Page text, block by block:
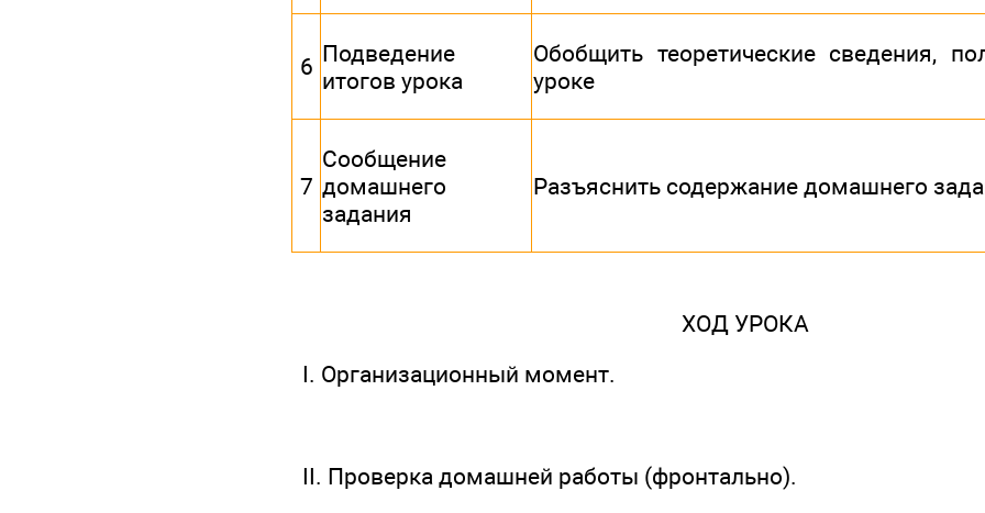
6 Подведение
итогов урока
Обобщить теоретические сведения,
уроке
7
Сообщение
домашнего
задания
Разъяснить содержание домашнего
ХОД УРОКА
I. Организационный момент.
II. Проверка домашней работы (фронтально).